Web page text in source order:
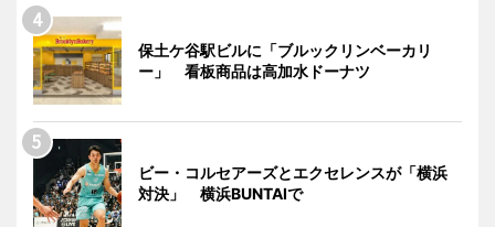
保土ケ谷駅ビルに「ブルックリンベーカリ
ー」 看板商品は高加水ドーナツ
ビー・コルセアーズとエクセレンスが「横浜
対決」 横浜BUNTAIで